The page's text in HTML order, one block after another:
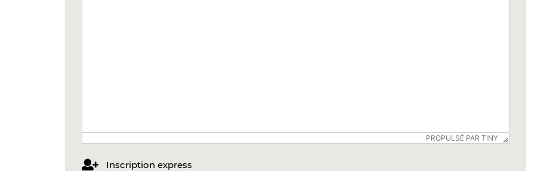
PROPULSÉ PAR TINY
Inscription express